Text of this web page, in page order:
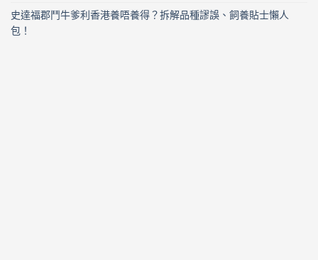
史達福郡鬥牛爹利香港養唔養得？拆解品種謬誤、飼養貼士懶人
包！